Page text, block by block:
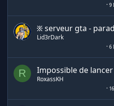
9
፠ serveur gta -
Lid3rDark
6
R Impossible de lancer
RoxassKH